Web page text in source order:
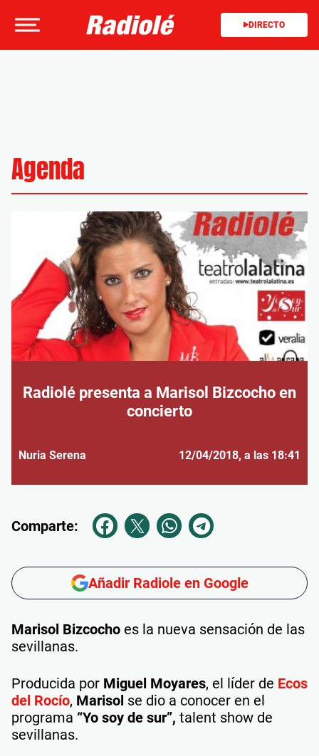
DIRECTO
Agenda
Radiolé presenta a Marisol Bizcocho en
concierto
Nuria Serena 12/04/2018, a las 18:41
Comparte:
Añadir Radiole en Google
Marisol Bizcocho es la nueva sensación de las
sevillanas.
Producida por Miguel Moyares, el líder de Ecos
del Rocío, Marisol se dio a conocer en el
programa “Yo soy de sur”, talent show de
sevillanas.